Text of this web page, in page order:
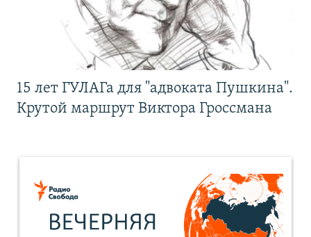
15 лет ГУЛАГа для "адвоката Пушкина".
Крутой маршрут Виктора Гроссмана